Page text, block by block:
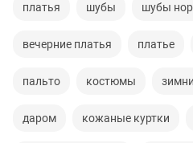
платья шубы шубы
вечерние платья платье
пальто костюмы
даром кожаные куртки